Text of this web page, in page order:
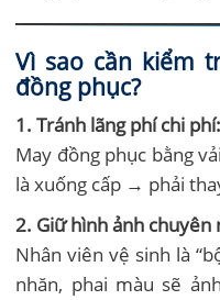
Vì sao cần kiểm
đồng phục?
1. Tránh lãng phí chi phí:
May đồng phục bằng
là xuống cấp → phải
2. Giữ hình ảnh chuyên
Nhân viên vệ sinh là
nhăn, phai màu sẽ